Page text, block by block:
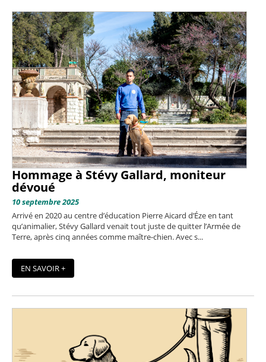
Hommage à Stévy Gallard, moniteur
dévoué
10 septembre 2025
Arrivé en 2020 au centre d’éducation Pierre Aicard d’Éze en tant
qu’animalier, Stévy Gallard venait tout juste de quitter l’Armée de
Terre, après cinq années comme maître-chien. Avec s...
EN SAVOIR +